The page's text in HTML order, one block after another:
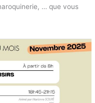
… que vous